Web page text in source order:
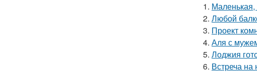
1. Маленькая,
2. Любой
3. Проект
4. Аля с
5. Лоджия
6. Встреча на